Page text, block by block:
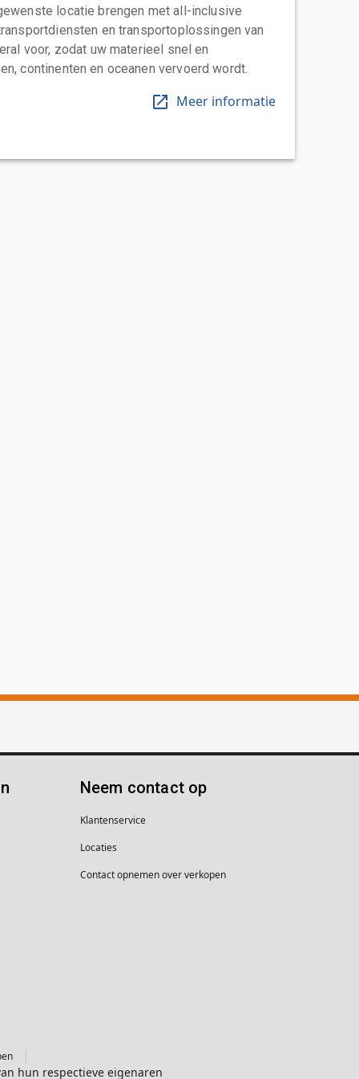
locatie brengen met all-inclusive
en transportoplossingen van
voor, zodat uw materieel snel en
continenten en oceanen vervoerd wordt.
Meer informatie
Neem contact op
Klantenservice
Locaties
Contact opnemen over verkopen
hun respectieve eigenaren